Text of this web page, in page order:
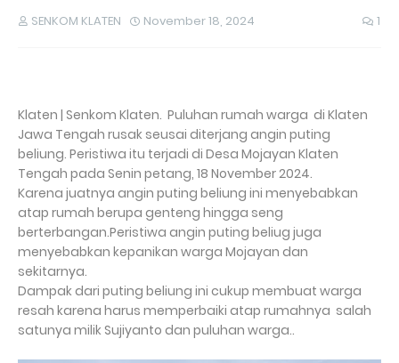
SENKOM KLATEN November 18, 2024 1
Klaten | Senkom Klaten. Puluhan rumah warga di Klaten
Jawa Tengah rusak seusai diterjang angin puting
beliung. Peristiwa itu terjadi di Desa Mojayan Klaten
Tengah pada Senin petang, 18 November 2024.
Karena juatnya angin puting beliung ini menyebabkan
atap rumah berupa genteng hingga seng
berterbangan.Peristiwa angin puting beliug juga
menyebabkan kepanikan warga Mojayan dan
sekitarnya.
Dampak dari puting beliung ini cukup membuat warga
resah karena harus memperbaiki atap rumahnya salah
satunya milik Sujiyanto dan puluhan warga..